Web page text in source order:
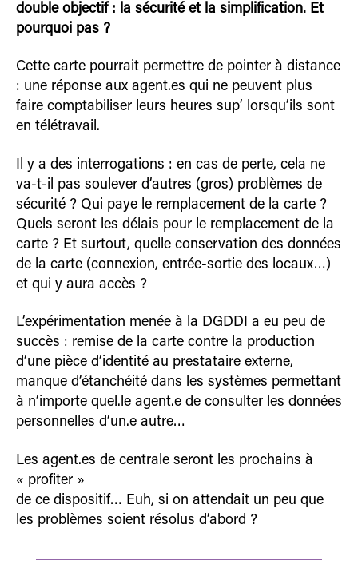
double objectif : la sécurité et la simplification. Et
pourquoi pas ?
Cette carte pourrait permettre de pointer à distance
: une réponse aux agent.es qui ne peuvent plus
faire comptabiliser leurs heures sup’ lorsqu’ils sont
en télétravail.
Il y a des interrogations : en cas de perte, cela ne
va-t-il pas soulever d’autres (gros) problèmes de
sécurité ? Qui paye le remplacement de la carte ?
Quels seront les délais pour le remplacement de la
carte ? Et surtout, quelle conservation des données
de la carte (connexion, entrée-sortie des locaux…)
et qui y aura accès ?
L’expérimentation menée à la DGDDI a eu peu de
succès : remise de la carte contre la production
d’une pièce d’identité au prestataire externe,
manque d’étanchéité dans les systèmes permettant
à n’importe quel.le agent.e de consulter les données
personnelles d’un.e autre…
Les agent.es de centrale seront les prochains à
« profiter »
de ce dispositif… Euh, si on attendait un peu que
les problèmes soient résolus d’abord ?